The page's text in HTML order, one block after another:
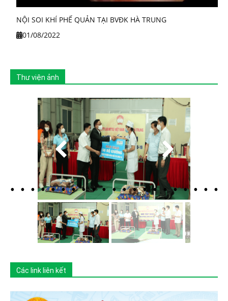
NỘI SOI KHÍ PHẾ QUẢN TẠI BVĐK HÀ TRUNG
01/08/2022
Thư viện ảnh
Các link liên kết